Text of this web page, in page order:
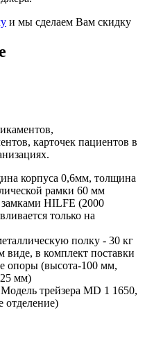
и мы сделаем Вам скидку
карточек пациентов в
корпуса 0,6мм, толщина
рамки 60 мм
HILFE (2000
только на
полку - 30 кг
виде, в комплект поставки
опоры (высота-100 мм,
мм)
трейзера MD 1 1650,
отделение)